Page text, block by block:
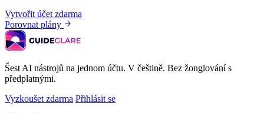
Vytvořit účet zdarma
Porovnat plány
Šest AI nástrojů na jednom účtu. V češtině. Bez žonglování s
předplatnými.
Vyzkoušet zdarma Přihlásit se